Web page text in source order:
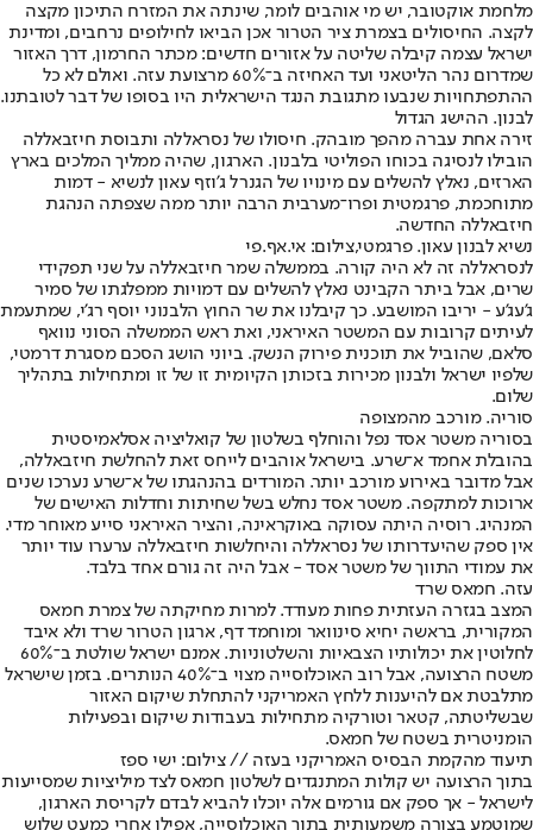
מלחמת אוקטובר, יש מי אוהבים לומר, שינתה את המזרח התיכון מקצה
לקצה. החיסולים בצמרת ציר הטרור אכן הביאו לחילופים נרחבים, ומדינת
ישראל עצמה קיבלה שליטה על אזורים חדשים: מכתר החרמון, דרך האזור
שמדרום נהר הליטאני ועד האחיזה ב־60% מרצועת עזה. ואולם לא כל
ההתפתחויות שנבעו מתגובת הנגד הישראלית היו בסופו של דבר לטובתנו.
לבנון. ההישג הגדול
זירה אחת עברה מהפך מובהק. חיסולו של נסראללה ותבוסת חיזבאללה
הובילו לנסיגה בכוחו הפוליטי בלבנון. הארגון, שהיה ממליך המלכים בארץ
הארזים, נאלץ להשלים עם מינויו של הגנרל ג'וזף עאון לנשיא - דמות
מתוחכמת, פרגמטית ופרו־מערבית הרבה יותר ממה שצפתה הנהגת
חיזבאללה החדשה.
נשיא לבנון עאון. פרגמטי,צילום: אי.אף.פי
לנסראללה זה לא היה קורה. בממשלה שמר חיזבאללה על שני תפקידי
שרים, אבל ביתר הקבינט נאלץ להשלים עם דמויות ממפלגתו של סמיר
ג'עג'ע - יריבו המושבע. כך קיבלנו את שר החוץ הלבנוני יוסף רג'י, שמתעמת
לעיתים קרובות עם המשטר האיראני, ואת ראש הממשלה הסוני נוואף
סלאם, שהוביל את תוכנית פירוק הנשק. ביוני הושג הסכם מסגרת דרמטי,
שלפיו ישראל ולבנון מכירות בזכותן הקיומית זו של זו ומתחילות בתהליך
שלום.
סוריה. מורכב מהמצופה
בסוריה משטר אסד נפל והוחלף בשלטון של קואליציה אסלאמיסטית
בהובלת אחמד א־שרע. בישראל אוהבים לייחס זאת להחלשת חיזבאללה,
אבל מדובר באירוע מורכב יותר. המורדים בהנהגתו של א־שרע נערכו שנים
ארוכות למתקפה. משטר אסד נחלש בשל שחיתות וחדלות האישים של
המנהיג. רוסיה היתה עסוקה באוקראינה, והציר האיראני סייע מאוחר מדי.
אין ספק שהיעדרותו של נסראללה והיחלשות חיזבאללה ערערו עוד יותר
את עמודי התווך של משטר אסד - אבל היה זה גורם אחד בלבד.
עזה. חמאס שרד
המצב בגזרה העזתית פחות מעודד. למרות מחיקתה של צמרת חמאס
המקורית, בראשה יחיא סינוואר ומוחמד דף, ארגון הטרור שרד ולא איבד
לחלוטין את יכולותיו הצבאיות והשלטוניות. אמנם ישראל שולטת ב־60%
משטח הרצועה, אבל רוב האוכלוסייה מצוי ב־40% הנותרים. בזמן שישראל
מתלבטת אם להיענות ללחץ האמריקני להתחלת שיקום האזור
שבשליטתה, קטאר וטורקיה מתחילות בעבודות שיקום ובפעילות
הומניטרית בשטח של חמאס.
תיעוד מהקמת הבסיס האמריקני בעזה // צילום: ישי ספז
בתוך הרצועה יש קולות המתנגדים לשלטון חמאס לצד מיליציות שמסייעות
לישראל - אך ספק אם גורמים אלה יוכלו להביא לבדם לקריסת הארגון,
שמוטמע בצורה משמעותית בתוך האוכלוסייה, אפילו אחרי כמעט שלוש